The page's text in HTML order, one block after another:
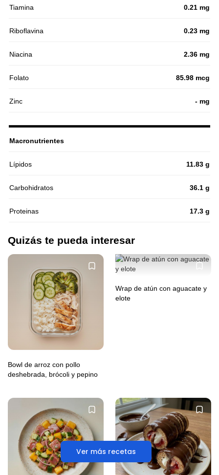
Tiamina 0.21 mg
Riboflavina 0.23 mg
Niacina 2.36 mg
Folato 85.98 mcg
Zinc - mg
Macronutrientes
Lípidos 11.83 g
Carbohidratos 36.1 g
Proteinas 17.3 g
Quizás te pueda interesar
Ver más recetas
Bowl de arroz con pollo
deshebrada, brócoli y pepino
Wrap de atún con aguacate y
elote